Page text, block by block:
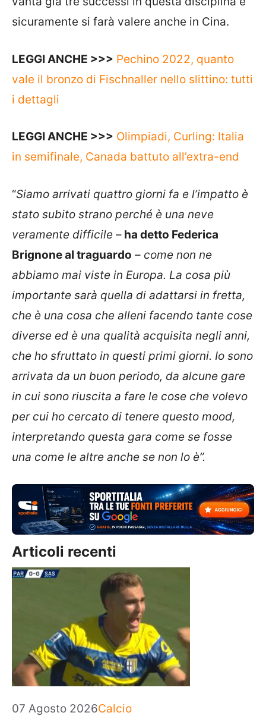
sicuramente si farà valere anche in Cina.
LEGGI ANCHE >>> Pechino 2022, quanto
vale il bronzo di Fischnaller nello slittino: tutti
i dettagli
LEGGI ANCHE >>> Olimpiadi, Curling: Italia
in semifinale, Canada battuto all’extra-end
“Siamo arrivati quattro giorni fa e l’impatto è
stato subito strano perché è una neve
veramente difficile – ha detto Federica
Brignone al traguardo – come non ne
abbiamo mai viste in Europa. La cosa più
importante sarà quella di adattarsi in fretta,
che è una cosa che alleni facendo tante cose
diverse ed è una qualità acquisita negli anni,
che ho sfruttato in questi primi giorni. Io sono
arrivata da un buon periodo, da alcune gare
in cui sono riuscita a fare le cose che volevo
per cui ho cercato di tenere questo mood,
interpretando questa gara come se fosse
una come le altre anche se non lo è”.
Articoli recenti
07 Agosto 2026Categorie
Calcio